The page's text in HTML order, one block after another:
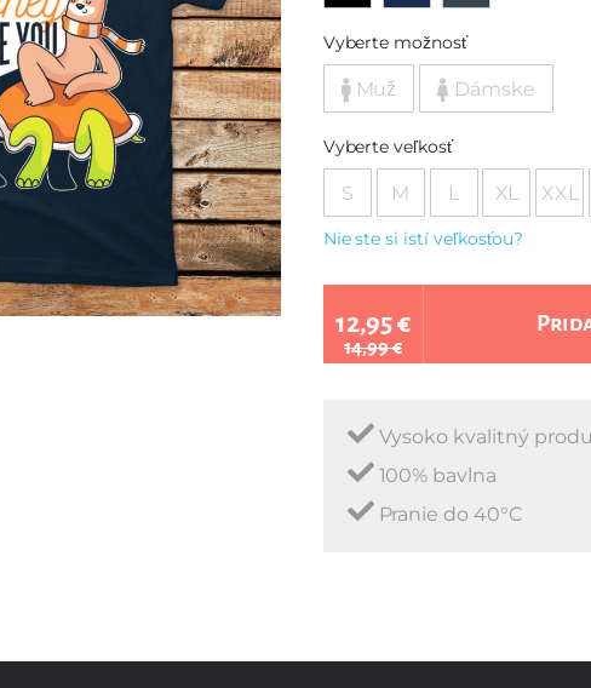
Vyberte možnosť
Muž Dámske
Vyberte veľkosť
S M L XL XXL
Nie ste si istí veľkosťou?
12,95 €
14,99 €
Vysoko kvalitný
100% bavlna
Pranie do 40°C